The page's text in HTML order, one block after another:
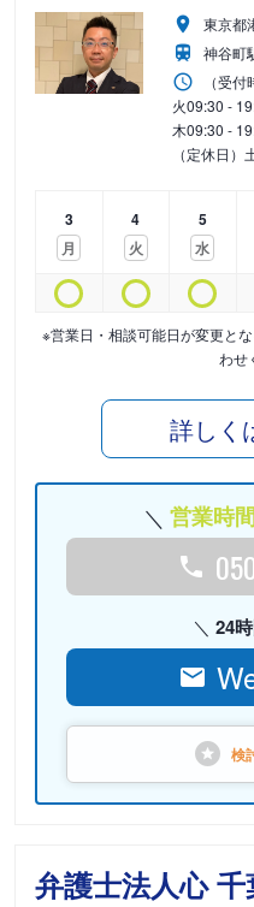
東京都
神谷町
（受付
火09:30 -
木09:30 -
（定休日）
3
月
4
火
5
水
※営業日・相談可能日が変更と
わせ
詳しく
営業時
24
検
弁護士法人心